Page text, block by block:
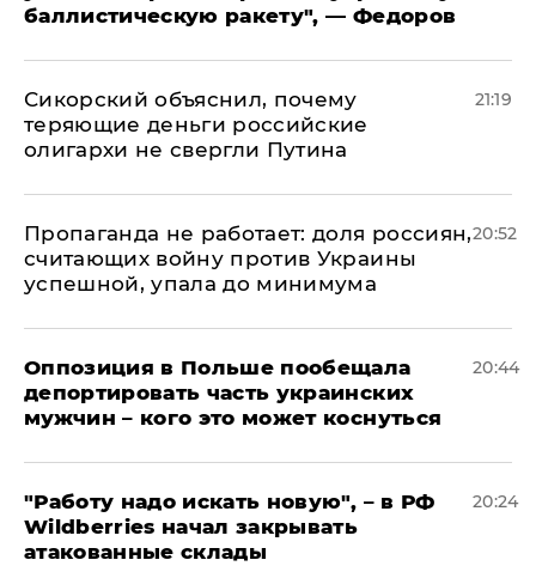
баллистическую ракету", — Федоров
Сикорский объяснил, почему
теряющие деньги российские
олигархи не свергли Путина
21:19
​Пропаганда не работает: доля россиян,
считающих войну против Украины
успешной, упала до минимума
20:52
Оппозиция в Польше пообещала
депортировать часть украинских
мужчин – кого это может коснуться
20:44
"Работу надо искать новую", – в РФ
Wildberries начал закрывать
атакованные склады
20:24